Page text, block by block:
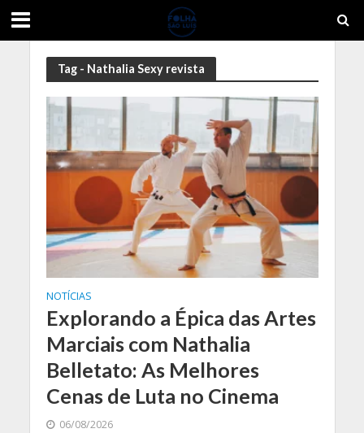
Tag - Nathalia Sexy revista
NOTÍCIAS
Explorando a Épica das Artes
Marciais com Nathalia
Belletato: As Melhores
Cenas de Luta no Cinema
06/08/2026